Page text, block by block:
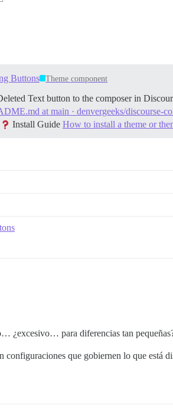
Buttons Theme component
Text button to the composer in
at main · denvergeeks/discourse-
Install Guide How to install a theme or
¿excesivo… para diferencias tan
configuraciones que gobiernen lo que está